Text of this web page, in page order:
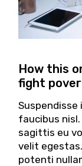
How this
fight
faucibus
sagittis eu
velit
potenti